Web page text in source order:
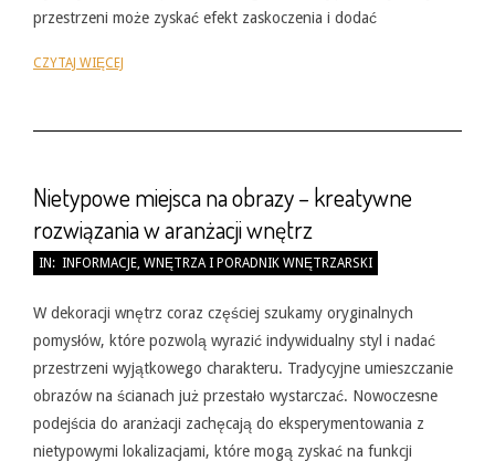
przestrzeni może zyskać efekt zaskoczenia i dodać
CZYTAJ WIĘCEJ
Nietypowe miejsca na obrazy – kreatywne
rozwiązania w aranżacji wnętrz
2026-
31
IN: INFORMACJE WNĘTRZA I PORADNIK WNĘTRZARSKI
W dekoracji wnętrz coraz częściej szukamy oryginalnych
pomysłów, które pozwolą wyrazić indywidualny styl i nadać
przestrzeni wyjątkowego charakteru. Tradycyjne umieszczanie
obrazów na ścianach już przestało wystarczać. Nowoczesne
podejścia do aranżacji zachęcają do eksperymentowania z
nietypowymi lokalizacjami, które mogą zyskać na funkcji